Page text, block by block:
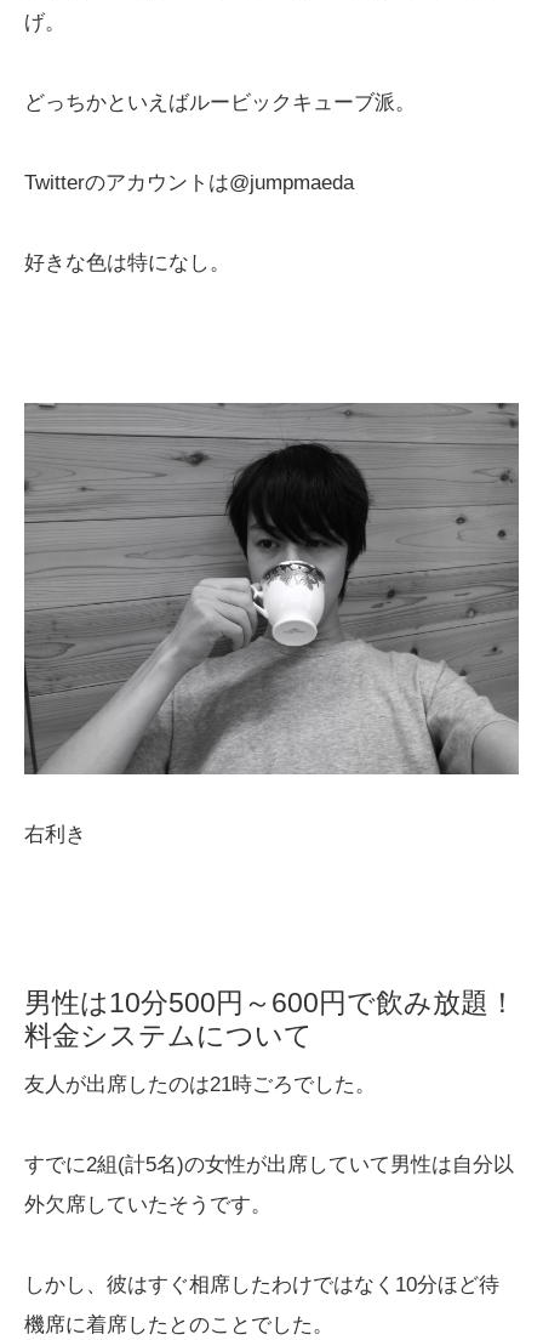
げ。
どっちかといえばルービックキューブ派。
Twitterのアカウントは@jumpmaeda
好きな色は特になし。
右利き
男性は10分500円～600円で飲み放題！
料金システムについて
友人が出席したのは21時ごろでした。
すでに2組(計5名)の女性が出席していて男性は自分以
外欠席していたそうです。
しかし、彼はすぐ相席したわけではなく10分ほど待
機席に着席したとのことでした。